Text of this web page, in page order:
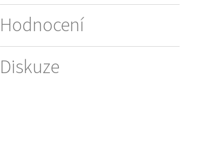
Hodnocení
Diskuze